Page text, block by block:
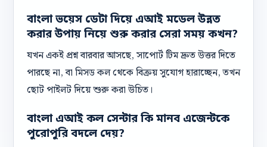
বাংলা ভয়েস ডেটা দিয়ে এআই মডেল উন্নত
করার উপায় নিয়ে শুরু করার সেরা সময় কখন?
যখন একই প্রশ্ন বারবার আসছে, সাপোর্ট টিম দ্রুত উত্তর দিতে
পারছে না, বা মিসড কল থেকে বিক্রয় সুযোগ হারাচ্ছেন, তখন
ছোট পাইলট দিয়ে শুরু করা উচিত।
বাংলা এআই কল সেন্টার কি মানব এজেন্টকে
পুরোপুরি বদলে দেয়?